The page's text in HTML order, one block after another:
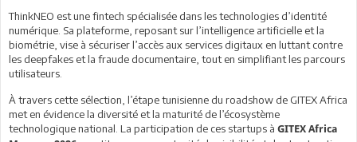
ThinkNEO est une fintech spécialisée dans les technologies d’identité
numérique. Sa plateforme, reposant sur l’intelligence artificielle et la
biométrie, vise à sécuriser l’accès aux services digitaux en luttant contre
les deepfakes et la fraude documentaire, tout en simplifiant les parcours
utilisateurs.
À travers cette sélection, l’étape tunisienne du roadshow de GITEX Africa
met en évidence la diversité et la maturité de l’écosystème
technologique national. La participation de ces startups à GITEX Africa